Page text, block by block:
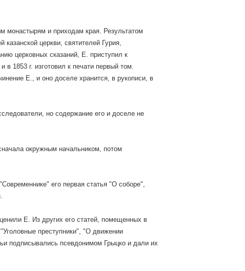
и приходам края. Результатом
казанской церкви, святителей Гурия,
церковных сказаний, Е. приступил к
в 1853 г. изготовил к печати первый том.
Е., и оно доселе хранится, в рукописи, в
но содержание его и доселе не
окружным начальником, потом
его первая статья "О соборе",
Е. Из других его статей, помещенных в
преступники", "О движении
подписывались псевдонимом Грыцко и дали их